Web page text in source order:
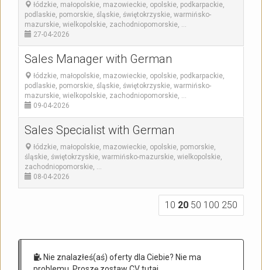
łódzkie, małopolskie, mazowieckie, opolskie, podkarpackie,
podlaskie, pomorskie, śląskie, świętokrzyskie, warmińsko-
mazurskie, wielkopolskie, zachodniopomorskie, ...
27-04-2026
Sales Manager with German
łódzkie, małopolskie, mazowieckie, opolskie, podkarpackie,
podlaskie, pomorskie, śląskie, świętokrzyskie, warmińsko-
mazurskie, wielkopolskie, zachodniopomorskie, ...
09-04-2026
Sales Specialist with German
łódzkie, małopolskie, mazowieckie, opolskie, pomorskie,
śląskie, świętokrzyskie, warmińsko-mazurskie, wielkopolskie,
zachodniopomorskie, ...
08-04-2026
10 20 50 100 250
Nie znalazłeś(aś) oferty dla Ciebie? Nie ma